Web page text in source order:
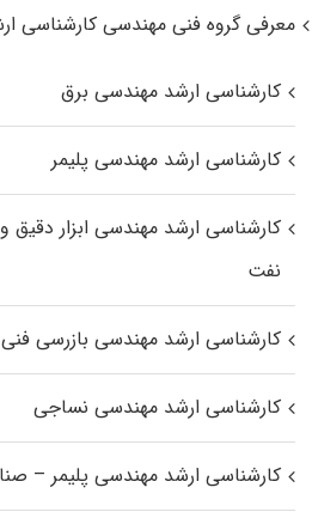
معرفی گروه فنی مهندسی کارشناسی
کارشناسی ارشد مهندسی برق
کارشناسی ارشد مهندسی پلیمر
کارشناسی ارشد مهندسی ابزار دقیق
نفت
کارشناسی ارشد مهندسی بازرسی فنی
کارشناسی ارشد مهندسی نساجی
کارشناسی ارشد مهندسی پلیمر –